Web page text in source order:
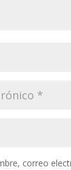
correo